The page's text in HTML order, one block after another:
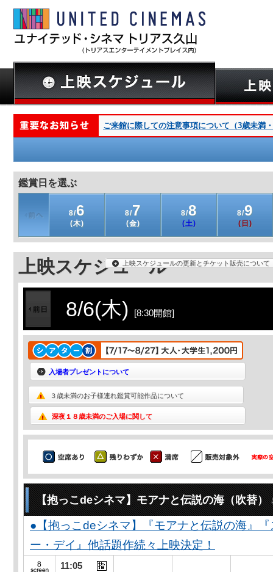
ご来館に際しての注意事項について（3歳未満
鑑賞日を選ぶ
8/6
(木)
8/7
(金)
8/8
(土)
8/9
(日)
上映スケジュール上映スケジュールの更新とチケット販売について
8/6(木) [8:30開館]
入場者プレゼントについて
３歳未満のお子様連れ鑑賞可能作品について
深夜１８歳未満のご入場に関して
【抱っこdeシネマ】モアナと伝説の海（吹替）
●【抱っこdeシネマ】『モアナと伝説の海』
ー・デイ』他話題作続々上映決定！
11:05